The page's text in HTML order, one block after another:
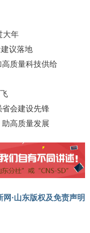
大年
议落地
质量科技供给
会建设先锋
高质量发展
网·山东版权及免责声明